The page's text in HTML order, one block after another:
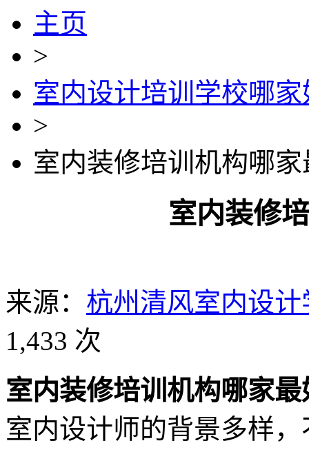
主页
>
室内设计培训学校哪家
>
室内装修培训机构哪家
室内装修
来源： 杭州清风室内设计
1,433 次
室内装修培训机构哪家最
室内设计师的背景多样